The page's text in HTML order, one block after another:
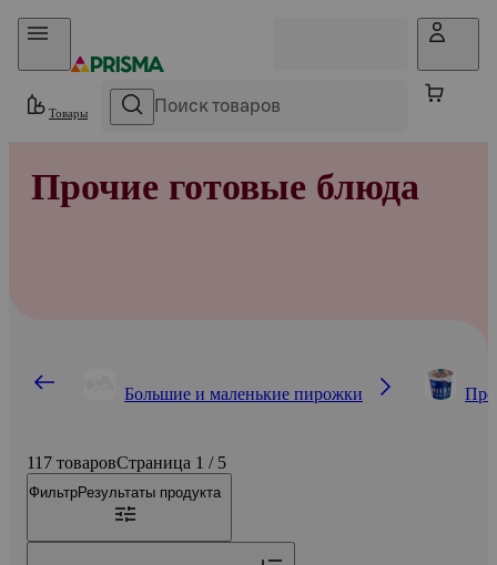
Прыгать в контент
Товары
Прочие готовые блюда
Большие и маленькие пирожки
117 товаровСтраница 1 / 5
ФильтрРезультаты продукта